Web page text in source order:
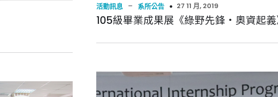
活動訊息 – 系所公告 27 11 月, 2019
105級畢業成果展《綠野先鋒・奧資起